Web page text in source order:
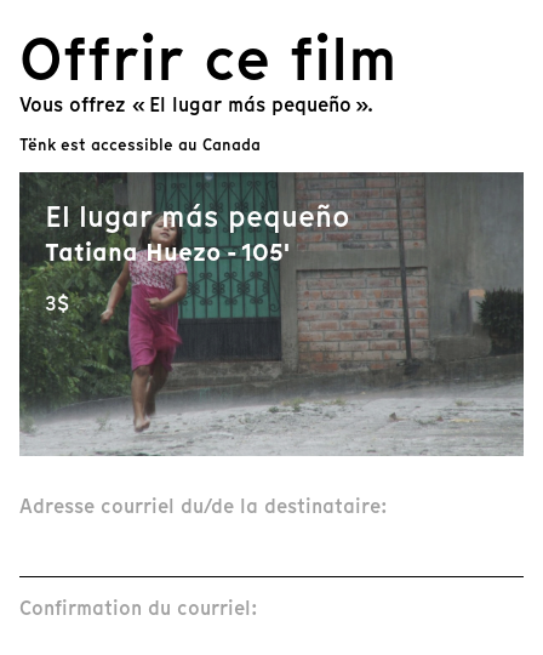
Offrir ce film
Vous offrez « El lugar más pequeño ».
Tënk est accessible au Canada
El lugar más pequeño
Tatiana Huezo - 105'
3$
Adresse courriel du/de la destinataire:
Confirmation du courriel: